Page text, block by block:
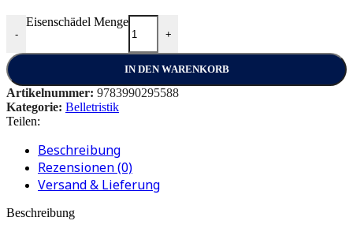
-
Eisenschädel Menge
+
IN DEN WARENKORB
Artikelnummer: 9783990295588
Kategorie: Belletristik
Teilen:
Beschreibung
Rezensionen (0)
Versand & Lieferung
Beschreibung